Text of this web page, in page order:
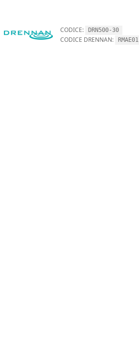
CODICE: DRN500-30
CODICE DRENNAN: RMAE01